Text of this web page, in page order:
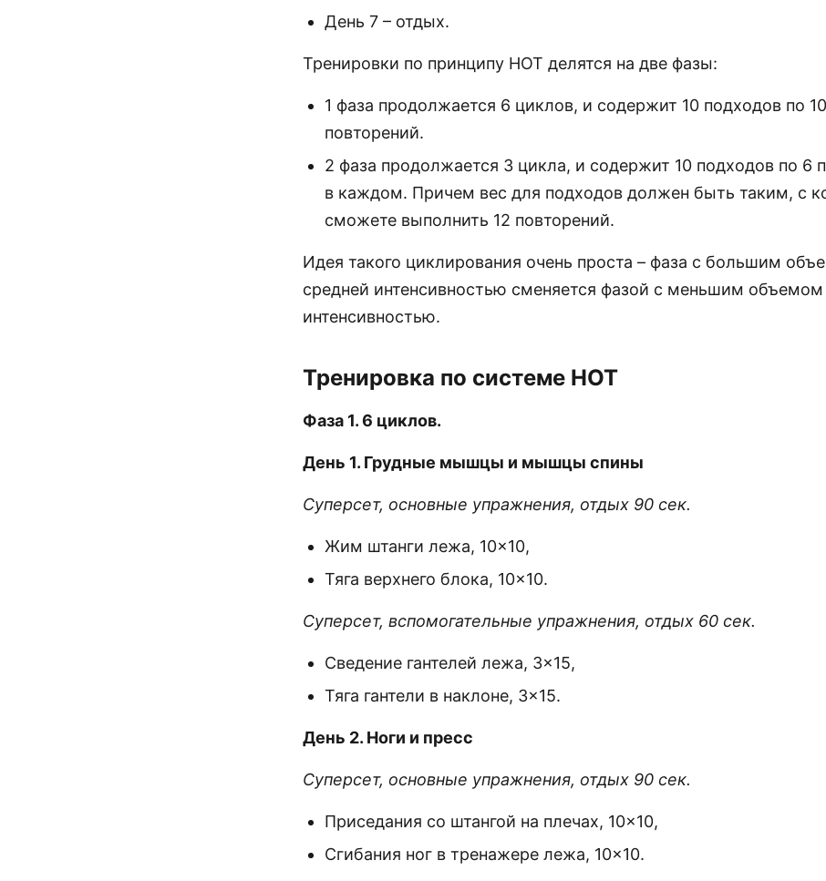
День 7 – отдых.
Тренировки по принципу НОТ делятся на две фазы:
1 фаза продолжается 6 циклов, и содержит 10 подходов по 10
повторений.
2 фаза продолжается 3 цикла, и содержит 10 подходов по 6
в каждом. Причем вес для подходов должен быть таким, с
сможете выполнить 12 повторений.
Идея такого циклирования очень проста – фаза с большим
средней интенсивностью сменяется фазой с меньшим
интенсивностью.
Тренировка по системе НОТ
Фаза 1. 6 циклов.
День 1. Грудные мышцы и мышцы спины
Суперсет, основные упражнения, отдых 90 сек.
Жим штанги лежа, 10×10,
Тяга верхнего блока, 10×10.
Суперсет, вспомогательные упражнения, отдых 60 сек.
Сведение гантелей лежа, 3×15,
Тяга гантели в наклоне, 3×15.
День 2. Ноги и пресс
Суперсет, основные упражнения, отдых 90 сек.
Приседания со штангой на плечах, 10×10,
Сгибания ног в тренажере лежа, 10×10.